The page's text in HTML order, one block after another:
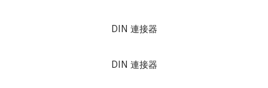
DIN 連接器
DIN 連接器